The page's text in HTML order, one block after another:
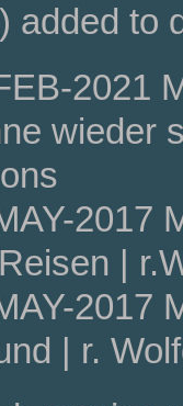
added to
2021
wieder
2017
|
2017
| r.